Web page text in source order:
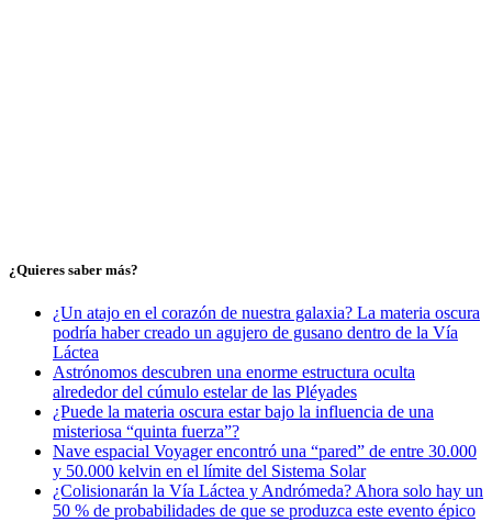
¿Quieres saber más?
¿Un atajo en el corazón de nuestra galaxia? La materia oscura
podría haber creado un agujero de gusano dentro de la Vía
Láctea
Astrónomos descubren una enorme estructura oculta
alrededor del cúmulo estelar de las Pléyades
¿Puede la materia oscura estar bajo la influencia de una
misteriosa “quinta fuerza”?
Nave espacial Voyager encontró una “pared” de entre 30.000
y 50.000 kelvin en el límite del Sistema Solar
¿Colisionarán la Vía Láctea y Andrómeda? Ahora solo hay un
50 % de probabilidades de que se produzca este evento épico